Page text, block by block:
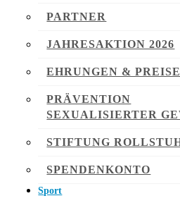
PARTNER
JAHRESAKTION 2026
EHRUNGEN & PREISE
PRÄVENTION
SEXUALISIERTER
STIFTUNG
SPENDENKONTO
Sport